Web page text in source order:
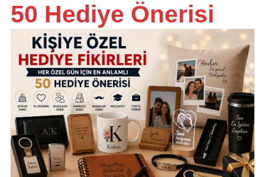
Öğrenci Motivasyon Hediyeleri
Yaka Rozeti
Farklı Hediyeler
50 Hediye Önerisi